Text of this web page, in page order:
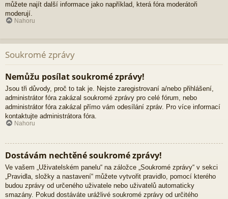
můžete najít další informace jako například, která fóra moderátoři
moderují.
Nahoru
Soukromé zprávy
Nemůžu posílat soukromé zprávy!
Jsou tři důvody, proč to tak je. Nejste zaregistrovaní a/nebo přihlášení,
administrátor fóra zakázal soukromé zprávy pro celé fórum, nebo
administrátor fóra zakázal přímo vám odesílání zpráv. Pro více informací
kontaktujte administrátora fóra.
Nahoru
Dostávám nechtěné soukromé zprávy!
Ve vašem „Uživatelském panelu“ na záložce „Soukromé zprávy“ v sekci
„Pravidla, složky a nastavení“ můžete vytvořit pravidlo, pomocí kterého
budou zprávy od určeného uživatele nebo uživatelů automaticky
smazány. Pokud dostáváte urážlivé soukromé zprávy od určitého